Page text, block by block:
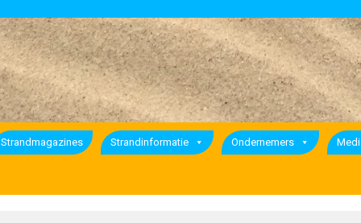
Strandmagazines Strandinformatie Ondernemers